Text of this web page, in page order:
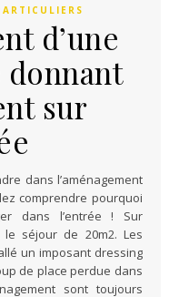
d’une
donnant
sur
comprendre pourquoi
dans l’entrée ! Sur
séjour de 20m2. Les
un imposant dressing
de place perdue dans
sont toujours